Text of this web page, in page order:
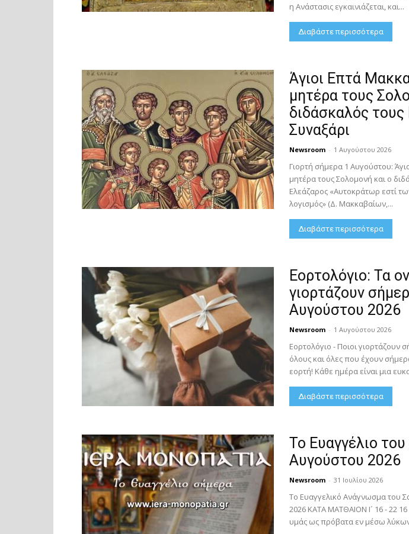
η Ανάστασις εγκαινιάζεται, και...
Διαβάστε περισσότερα
Άγιοι Επτά
μητέρα τους
διδάσκαλός
Συναξάρι
Newsroom - 1 Αυγούστου 2026
Γιορτή σήμερα 1 Αυγούστου:
μητέρα τους Σολομονή και ο
Ελεάζαρος «Αυτοκράτωρ εστί
λογισμός» (Δ. Μακκαβαίων,...
Διαβάστε περισσότερα
Εορτολόγιο: Τα
γιορτάζουν
Αυγούστου 2026
Newsroom - 1 Αυγούστου 2026
Εορτολόγιο - Ποιοι γιορτάζουν
όλους και όλες που έχουν
εορτή! Κάθε ημέρα είναι μια
Διαβάστε περισσότερα
Το Ευαγγέλιο
Αυγούστου 2026
Newsroom - 31 Ιουλίου 2026
Το Ευαγγελικό Ανάγνωσμα του
2026 ΚΑΤΑ ΜΑΤΘΑΙΟΝ Ι´ 16 - 22
υμάς ως πρόβατα εν μέσω